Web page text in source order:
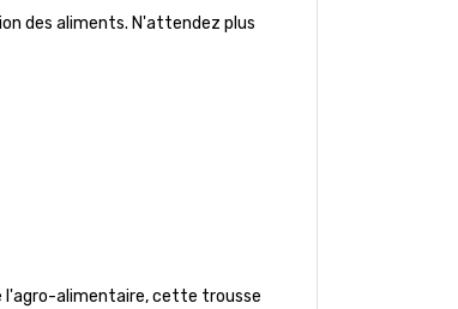
des aliments. N'attendez plus
l'agro-alimentaire, cette trousse